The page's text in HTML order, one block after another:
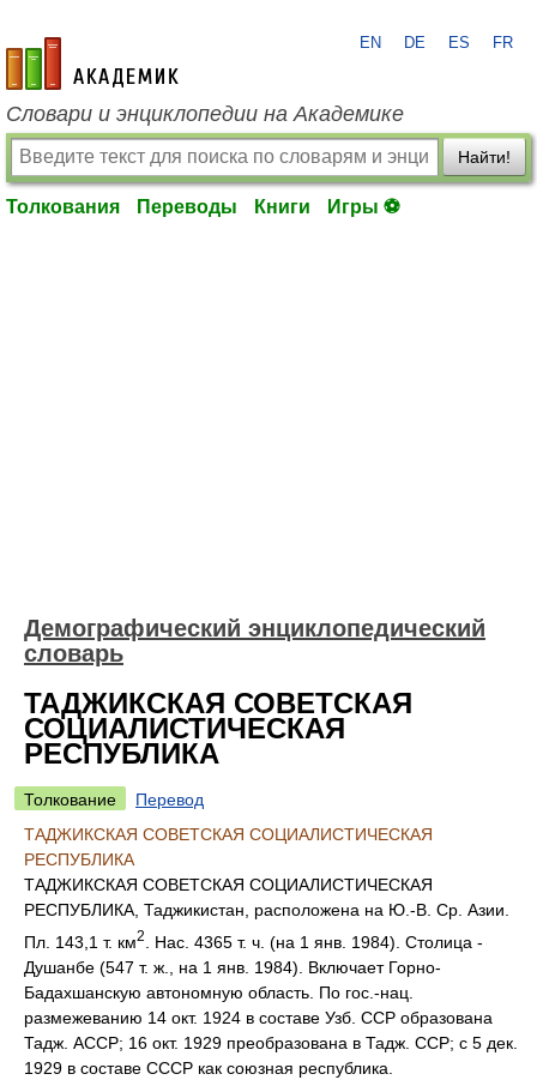
academic.ru
EN DE ES FR
Словари и энциклопедии на Академике
Найти!
Толкования Переводы Книги Игры ⚽
Демографический энциклопедический
словарь
ТАДЖИКСКАЯ СОВЕТСКАЯ
СОЦИАЛИСТИЧЕСКАЯ
РЕСПУБЛИКА
Толкование
Перевод
ТАДЖИКСКАЯ СОВЕТСКАЯ СОЦИАЛИСТИЧЕСКАЯ
РЕСПУБЛИКА
ТАДЖИКСКАЯ СОВЕТСКАЯ СОЦИАЛИСТИЧЕСКАЯ
РЕСПУБЛИКА, Таджикистан, расположена на Ю.-В. Ср. Азии.
Пл. 143,1 т. км2
. Нас. 4365 т. ч. (на 1 янв. 1984). Столица -
Душанбе (547 т. ж., на 1 янв. 1984). Включает Горно-
Бадахшанскую автономную область. По гос.-нац.
размежеванию 14 окт. 1924 в составе Узб. ССР образована
Тадж. АССР; 16 окт. 1929 преобразована в Тадж. ССР; с 5 дек.
1929 в составе СССР как союзная республика.